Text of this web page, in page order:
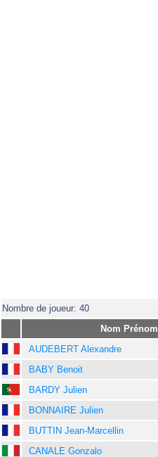
Nombre de joueur: 40
Nom Prénom
AUDEBERT Alexandre
BABY Benoit
BARDY Julien
BONNAIRE Julien
BUTTIN Jean-Marcellin
CANALE Gonzalo